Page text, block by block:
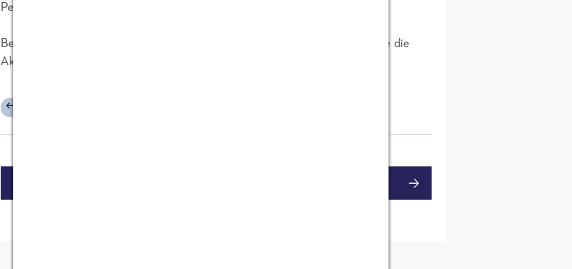
Pesto-Zubereiter gar nicht so abwägig.
Bei uns wurde zum Beispiel "Versenden Sie ein neues Paket" zu "Holen Sie die
Akte wieder".